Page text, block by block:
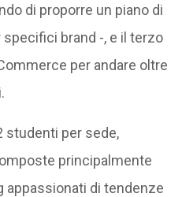
di proporre un piano di
brand -, e il terzo
per andare oltre
studenti per sede,
principalmente
appassionati di tendenze